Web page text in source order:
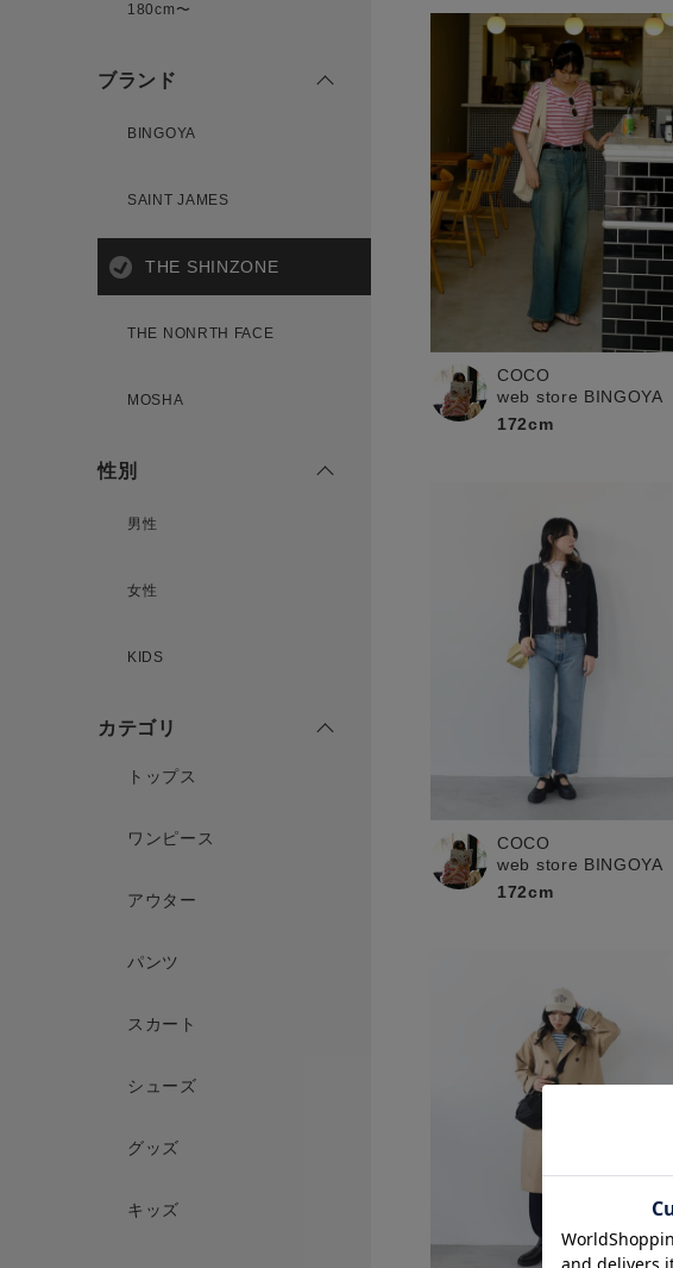
ログイン / マイページ
180cm〜
ブランド
BINGOYA
SAINT JAMES
THE SHINZONE
THE NONRTH FACE
MOSHA
性別
男性
女性
KIDS
カテゴリ
トップス
ワンピース
アウター
パンツ
スカート
シューズ
グッズ
キッズ
COCO
web store BINGOYA
172cm
COCO
web store BINGOYA
172cm